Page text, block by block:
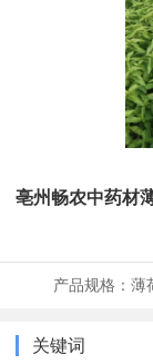
亳州畅农中药材
产品规格： 薄
关键词